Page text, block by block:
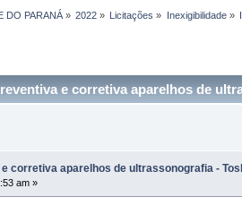
DO PARANÁ» 2022 » Licitações » Inexigibilidade»
e corretiva aparelhos de
corretiva aparelhos de ultrassonografia -
am »